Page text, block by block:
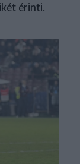
érinti.